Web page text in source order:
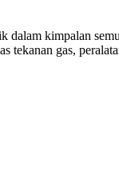
kimpalan
tekanan gas,